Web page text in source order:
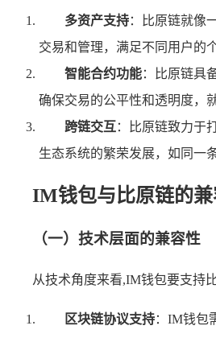
多资产支持：比原链就像
交易和管理，满足不同用户的
智能合约功能：比原链具
确保交易的公平性和透明度，
跨链交互 ：比原链致力于
生态系统的繁荣发展，如同一
IM钱包与比原链的
（一）技术层面的兼容性
从技术角度来看,IM钱包要支持
区块链协议支持：IM钱包